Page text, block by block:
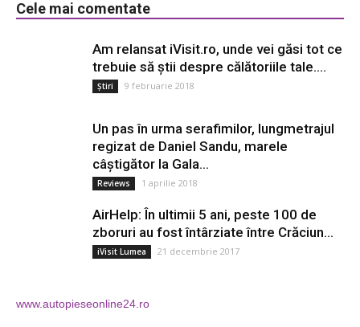
Cele mai comentate
Am relansat iVisit.ro, unde vei găsi tot ce
trebuie să știi despre călătoriile tale....
Știri 9 februarie 2018
Un pas în urma serafimilor, lungmetrajul
regizat de Daniel Sandu, marele
câștigător la Gala...
Reviews 1 aprilie 2018
AirHelp: În ultimii 5 ani, peste 100 de
zboruri au fost întârziate între Crăciun...
iVisit Lumea 21 decembrie 2017
www.autopieseonline24.ro